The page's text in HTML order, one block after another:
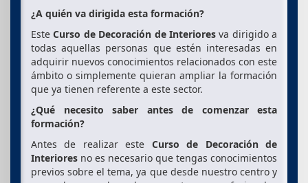
¿A quién va dirigida esta formación?
EsteCurso de Decoración de Interioresva dirigido a
todas aquellas personas que estén interesadas en
adquirir nuevos conocimientos relacionados con este
ámbito o simplemente quieran ampliar la formación
que ya tienen referente a este sector.
¿Qué necesito saber antes de comenzar esta
formación?
Antes de realizar este Curso de Decoración de
Interiores no es necesario que tengas conocimientos
previos sobre el tema, ya que desde nuestro centro y